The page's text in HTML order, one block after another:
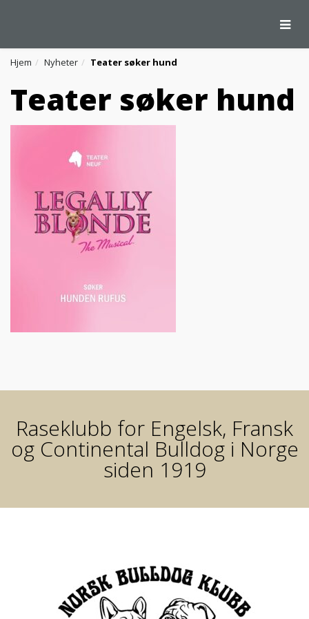
Hjem Nyheter Teater søker hund
Teater søker hund
Raseklubb for Engelsk, Fransk
og Continental Bulldog i Norge
siden 1919